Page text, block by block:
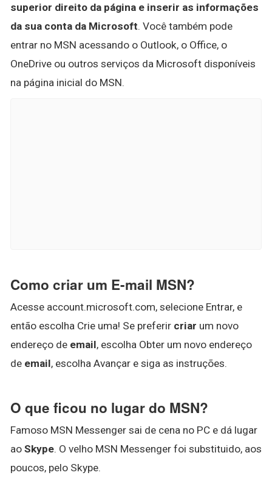
superior direito da página e inserir as informações
da sua conta da Microsoft. Você também pode
entrar no MSN acessando o Outlook, o Office, o
OneDrive ou outros serviços da Microsoft disponíveis
na página inicial do MSN.
Como criar um E-mail MSN?
Acesse account.microsoft.com, selecione Entrar, e
então escolha Crie uma! Se preferir criar um novo
endereço de email, escolha Obter um novo endereço
de email, escolha Avançar e siga as instruções.
O que ficou no lugar do MSN?
Famoso MSN Messenger sai de cena no PC e dá lugar
ao Skype. O velho MSN Messenger foi substituido, aos
poucos, pelo Skype.